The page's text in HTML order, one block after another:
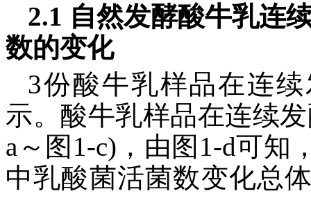
2.1 自然发酵酸牛乳连
数的变化
3份酸牛乳样品在连
示。酸牛乳样品在连续
a～图1-c)，由图1-d可知
中乳酸菌活菌数变化总